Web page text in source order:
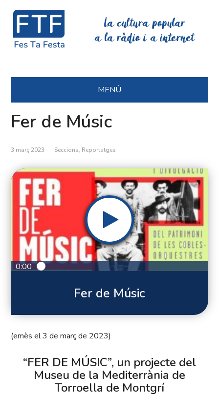
La cultura popular
a la ràdio i a internet
MENÚ
Fer de Músic
3 març 2023 Seccions, Reportatges
0:00
Fer de Músic
(emès el 3 de març de 2023)
“FER DE MÚSIC”, un projecte del
Museu de la Mediterrània de
Torroella de Montgrí